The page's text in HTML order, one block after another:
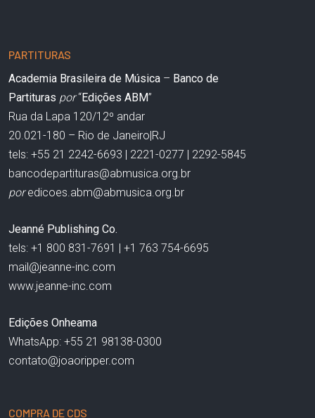
PARTITURAS
Academia Brasileira de Música – Banco de
Partituras por“Edições ABM”
Rua da Lapa 120/12º andar
20.021-180 – Rio de Janeiro|RJ
tels: +55 21 2242-6693 | 2221-0277 | 2292-5845
bancodepartituras@abmusica.org.br
por edicoes.abm@abmusica.org.br
Jeanné Publishing Co.
tels: +1 800 831-7691 | +1 763 754-6695
mail@jeanne-inc.com
www.jeanne-inc.com
Edições Onheama
WhatsApp: +55 21 98138-0300
contato@joaoripper.com
COMPRA DE CDS